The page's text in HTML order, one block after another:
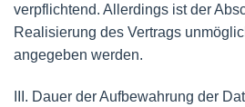
verpflichtend. Allerdings ist der
Realisierung des Vertrags
angegeben werden.
III. Dauer der Aufbewahrung der